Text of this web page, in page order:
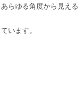
あらゆる角度から見える
います。